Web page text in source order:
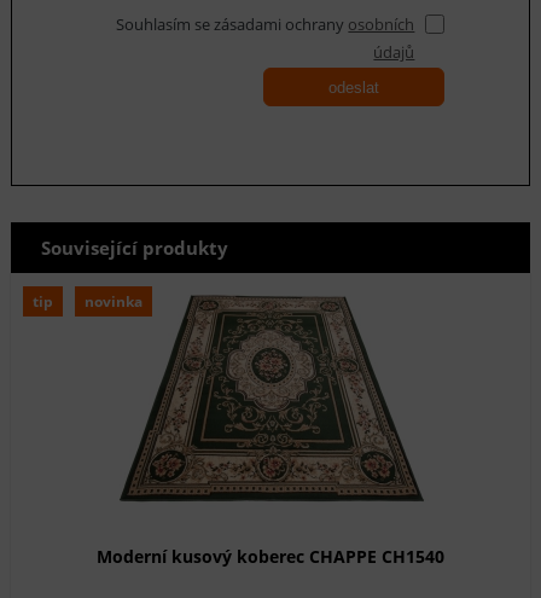
Souhlasím se zásadami ochrany osobních
údajů
odeslat
Související produkty
tip novinka
Moderní kusový koberec CHAPPE CH1540